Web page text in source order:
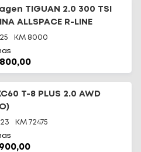
TIGUAN 2.0 300 TSI
ALLSPACE R-LINE
KM 8000
T-8 PLUS 2.0 AWD
KM 72475